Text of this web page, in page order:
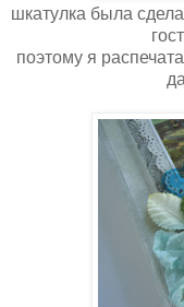
шкатулка была
поэтому я